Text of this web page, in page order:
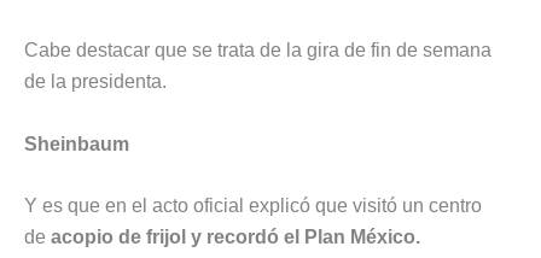
Cabe destacar que se trata de la gira de fin de semana
de la presidenta.
Sheinbaum
Y es que en el acto oficial explicó que visitó un centro
de acopio de frijol y recordó el Plan México.